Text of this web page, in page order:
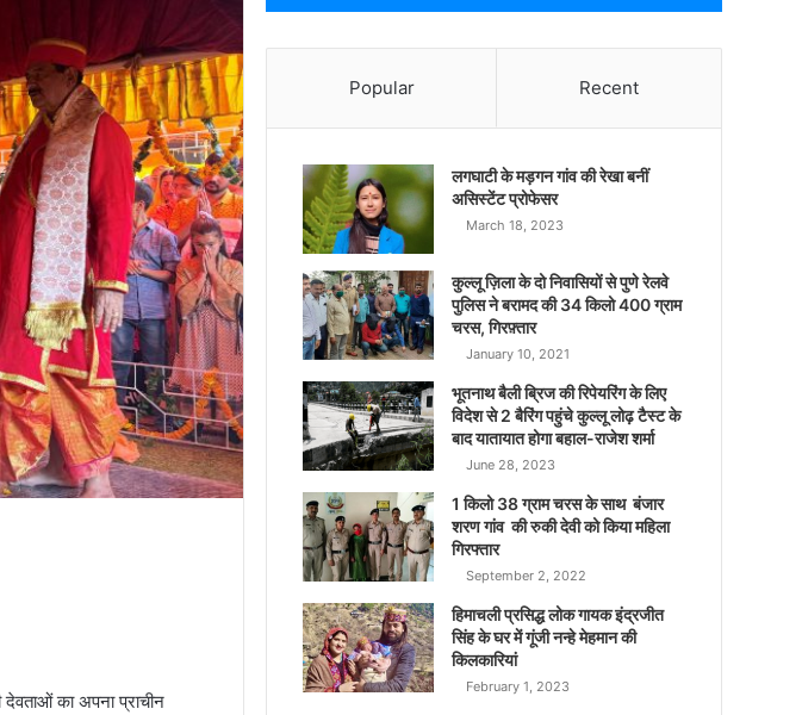
का अपना प्राचीन
Popular Recent
लगघाटी के मड़गन गांव की रेखा बनीं
असिस्टेंट प्रोफेसर
March 18, 2023
कुल्लू ज़िला के दो निवासियों से पुणे रेलवे
पुलिस ने बरामद की 34 किलो 400 ग्राम
चरस, गिरफ़्तार
January 10, 2021
भूतनाथ बैली ब्रिज की रिपेयरिंग के लिए
विदेश से 2 बैरिंग पहुंचे कुल्लू लोढ़ टैस्ट के
बाद यातायात होगा बहाल-राजेश शर्मा
June 28, 2023
1 किलो 38 ग्राम चरस के साथ बंजार
शरण गांव की रुकी देवी को किया महिला
गिरफ्तार
September 2, 2022
हिमाचली प्रसिद्ध लोक गायक इंद्रजीत
सिंह के घर में गूंजी नन्हे मेहमान की
किलकारियां
February 1, 2023